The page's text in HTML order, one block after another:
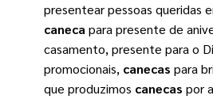
presentear pessoas queridas
canecapara presente de
casamento, presente para o
promocionais, canecas para
que produzimos canecas por